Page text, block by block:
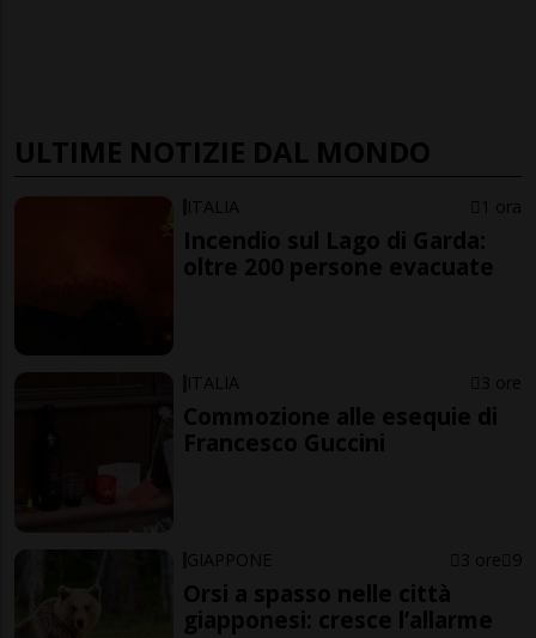
ULTIME NOTIZIE DAL MONDO
ITALIA 1 ora
Incendio sul Lago di Garda:
oltre 200 persone evacuate
ITALIA 3 ore
Commozione alle esequie di
Francesco Guccini
GIAPPONE 3 ore 9
Orsi a spasso nelle città
giapponesi: cresce l’allarme